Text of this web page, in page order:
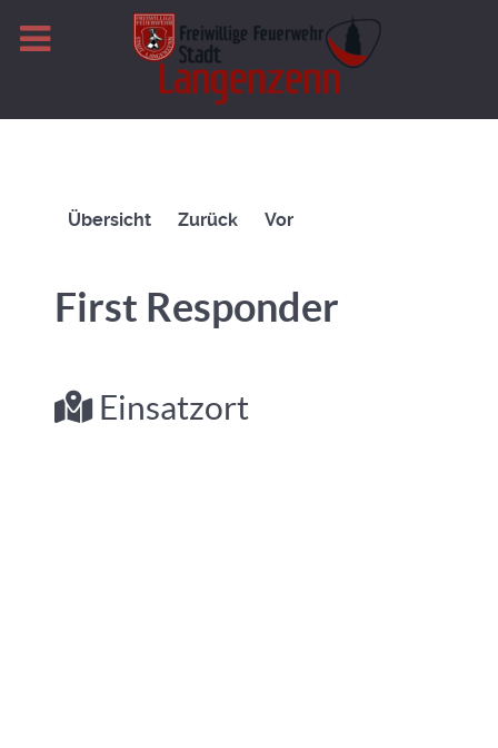
Übersicht Zurück Vor
First Responder
Einsatzort